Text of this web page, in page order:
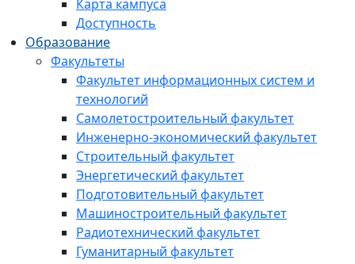
Карта кампуса
Доступность
Образование
Факультеты
Факультет информационных систем и
технологий
Самолетостроительный факультет
Инженерно-экономический факультет
Строительный факультет
Энергетический факультет
Подготовительный факультет
Машиностроительный факультет
Радиотехнический факультет
Гуманитарный факультет